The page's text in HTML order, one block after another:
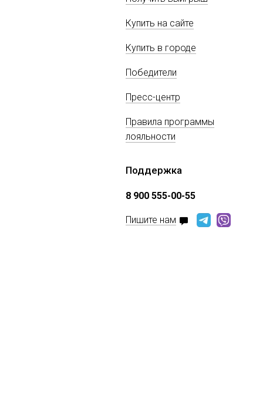
Купить на сайте
Купить в городе
Победители
Пресс-центр
Правила программы
лояльности
Поддержка
8 900 555-00-55
Пишите нам